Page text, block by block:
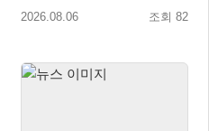
업 육성 위한 업무협약 체결
2026.08.06 조회 82